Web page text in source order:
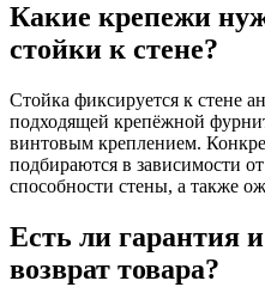
Какие крепежи
стойки к стене?
Стойка фиксируется к стене
подходящей крепёжной
винтовым креплением.
подбираются в зависимости
способности стены, а также
Есть ли гарантия
возврат товара?